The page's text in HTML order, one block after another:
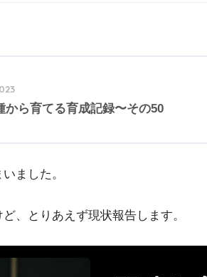
から育てる育成記録〜その50
ました。
、とりあえず現状報告します。